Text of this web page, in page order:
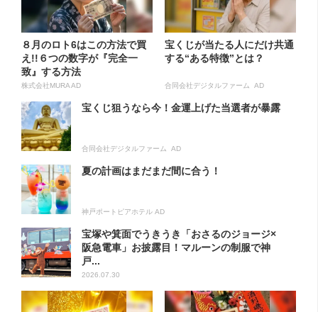
８月のロト6はこの方法で買
え!!６つの数字が『完全一
致』する方法
株式会社MURA AD
宝くじが当たる人にだけ共通
する“ある特徴”とは？
合同会社デジタルファーム AD
宝くじ狙うなら今！金運上げた当選者が暴露
合同会社デジタルファーム AD
夏の計画はまだまだ間に合う！
神戸ポートピアホテル AD
宝塚や箕面でうきうき「おさるのジョージ×
阪急電車」お披露目！マルーンの制服で神
戸...
2026.07.30